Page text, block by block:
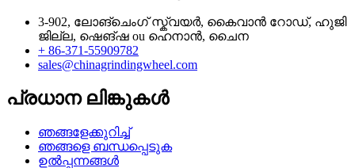
3-902, ലോങ്ചെംഗ് സ്ക്വയർ, കൈവാൻ റോഡ്, ഹുജി
ജില്ല, ഷെങ്ഷ ou ഹെനാൻ, ചൈന
+ 86-371-55909782
sales@chinagrindingwheel.com
പ്രധാന ലിങ്കുകൾ
ഞങ്ങളേക്കുറിച്ച്
ഞങ്ങളെ ബന്ധപ്പെടുക
ഉൽപ്പന്നങ്ങൾ